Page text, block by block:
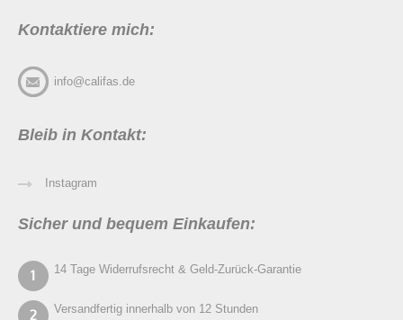
Kontaktiere mich:
info@califas.de
Bleib in Kontakt:
Instagram
Sicher und bequem Einkaufen:
14 Tage Widerrufsrecht & Geld-Zurück-Garantie
Versandfertig innerhalb von 12 Stunden